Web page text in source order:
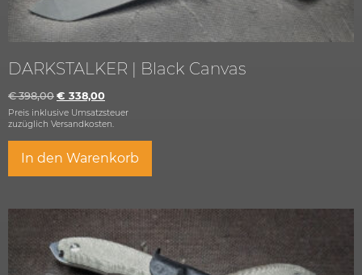
DARKSTALKER | Black Canvas
€398,00 € 338,00
Preis inklusive Umsatzsteuer
zuzüglich Versandkosten.
In den Warenkorb